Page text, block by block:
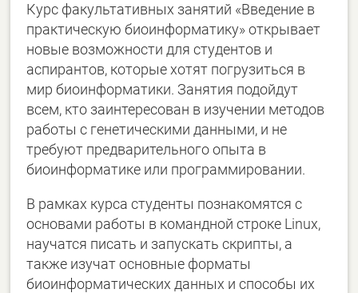
Курс факультативных занятий «Введение в
практическую биоинформатику» открывает
новые возможности для студентов и
аспирантов, которые хотят погрузиться в
мир биоинформатики. Занятия подойдут
всем, кто заинтересован в изучении методов
работы с генетическими данными, и не
требуют предварительного опыта в
биоинформатике или программировании.
В рамках курса студенты познакомятся с
основами работы в командной строке Linux,
научатся писать и запускать скрипты, а
также изучат основные форматы
биоинформатических данных и способы их